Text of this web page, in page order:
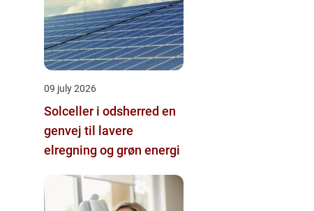
09 july 2026
Solceller i odsherred en
genvej til lavere
elregning og grøn energi